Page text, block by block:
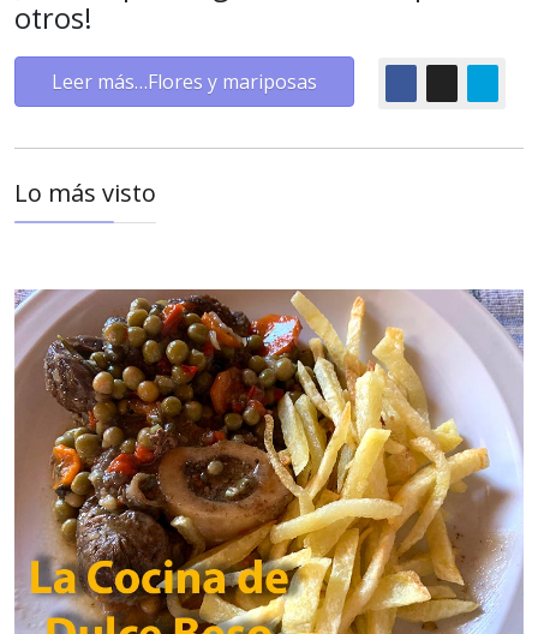
otros!
Leer más…Flores y mariposas
Lo más visto